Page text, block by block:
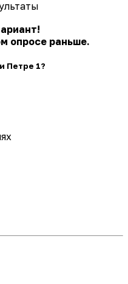
опросе раньше.
Петре 1?